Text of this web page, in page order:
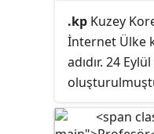
Doktorlar
hastalık
türlerine ve
odaklayabilir
ve
tıbbi bakım
.kp Kuzey
İnternet Ülke
adıdır. 24